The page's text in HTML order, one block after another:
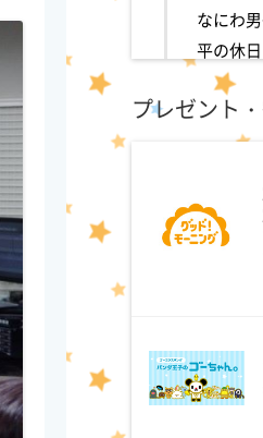
なにわ
平の休
良しの
バチバ
ボート
プレゼント